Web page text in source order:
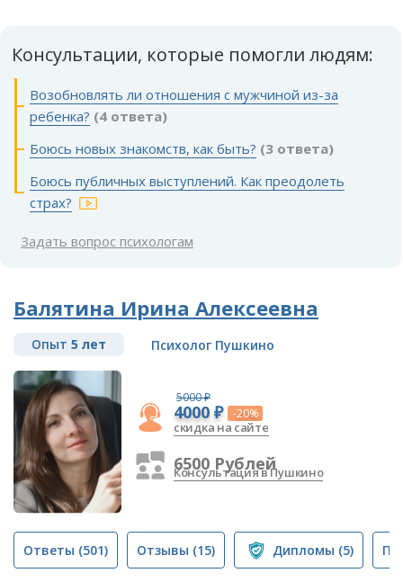
Консультации, которые помогли людям:
Возобновлять ли отношения с мужчиной из-за
ребенка? (4 ответа)
Боюсь новых знакомств, как быть? (3 ответа)
Боюсь публичных выступлений. Как преодолеть
страх?
Задать вопрос психологам
Балятина Ирина Алексеевна
Опыт 5 лет Психолог Пушкино
5000 ₽
4000 ₽ -20%
скидка на сайте
6500 Рублей
Консультация в Пушкино
Ответы (501) Отзывы (15) Дипломы (5)